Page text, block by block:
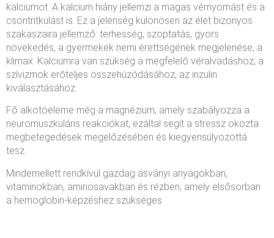
kalciumot. A kalcium hiány jellemzi a magas vérnyomást és a
csontritkulást is. Ez a jelenség különösen az élet bizonyos
szakaszaira jellemző: terhesség, szoptatás, gyors
növekedés, a gyermekek nemi érettségének megjelenése, a
klimax. Kalciumra van szükség a megfelelő véralvadáshoz, a
szívizmok erőteljes összehúzódásához, az inzulin
kiválasztásához.
Fő alkotóeleme még a magnézium, amely szabályozza a
neuromuszkuláris reakciókat, ezáltal segít a stressz okozta
megbetegedések megelőzésében és kiegyensúlyozottá
tesz.
Mindemellett rendkívül gazdag ásványi anyagokban,
vitaminokban, aminosavakban és rézben, amely elsősorban
a hemoglobin-képzéshez szükséges